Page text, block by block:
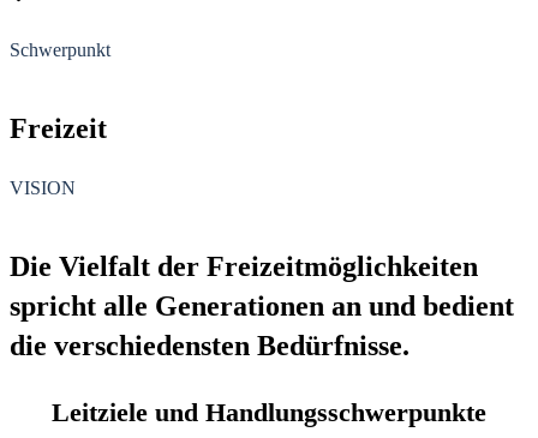
Schwerpunkt
Freizeit
VISION
Die Vielfalt der Freizeitmöglichkeiten
spricht alle Generationen an und bedient
die verschiedensten Bedürfnisse.
Leitziele und Handlungsschwerpunkte